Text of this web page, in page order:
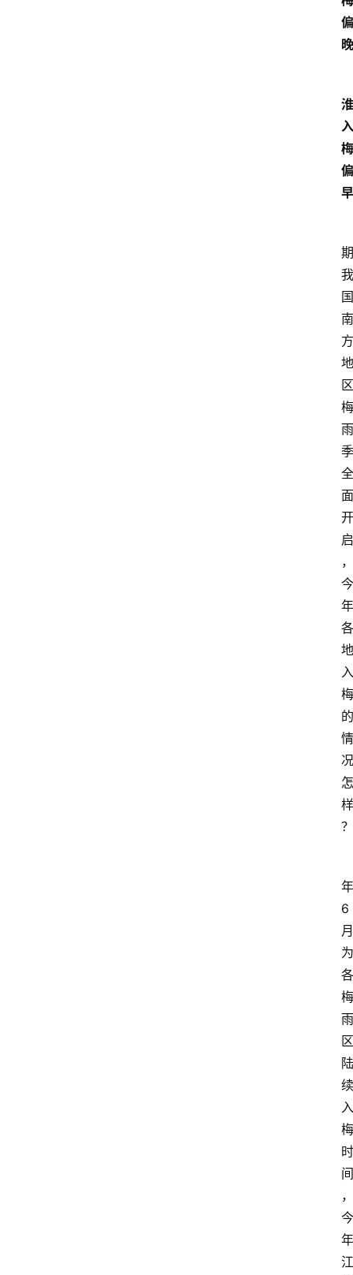
偏
晚
淮
入
梅
偏
早
期
我
国
南
方
地
区
梅
雨
季
全
面
开
启
，
今
年
各
地
入
梅
的
情
况
怎
样
？
年
6
月
为
各
梅
雨
区
陆
续
入
梅
时
间
，
今
年
江